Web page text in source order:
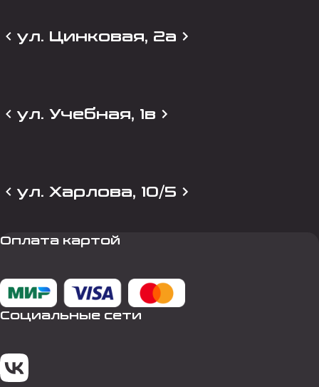
ул. Цинковая, 2а
ул. Учебная, 1в
ул. Харлова, 10/5
Оплата картой
Социальные сети